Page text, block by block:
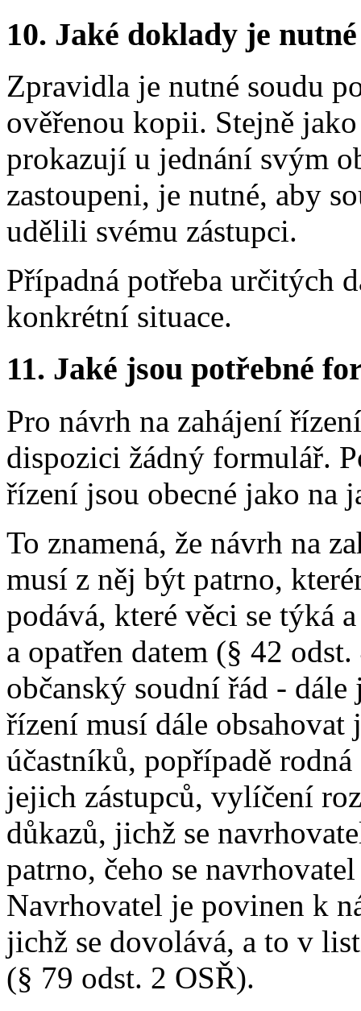
10. Jaké doklady je
Zpravidla je nutné soudu
ověřenou kopii. Stejně
prokazují u jednání svým
zastoupeni, je nutné, aby
udělili svému zástupci.
Případná potřeba určitých
konkrétní situace.
11. Jaké jsou potřebné
Pro návrh na zahájení
dispozici žádný formulář.
řízení jsou obecné jako na
To znamená, že návrh na
musí z něj být patrno,
podává, které věci se týká
a opatřen datem (§ 42
občanský soudní řád -
řízení musí dále
účastníků, popřípadě
jejich zástupců, vylíčení
důkazů, jichž se
patrno, čeho se
Navrhovatel je povinen k
jichž se dovolává, a to v
(§ 79 odst. 2 OSŘ).